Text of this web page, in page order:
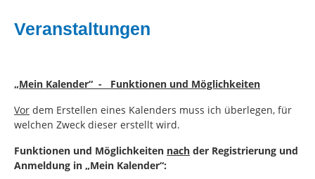
Veranstaltungen
„Mein Kalender“ - Funktionen und Möglichkeiten
Vor dem Erstellen eines Kalenders muss ich überlegen, für
welchen Zweck dieser erstellt wird.
Funktionen und Möglichkeiten nach der Registrierung und
Anmeldung in „Mein Kalender“: